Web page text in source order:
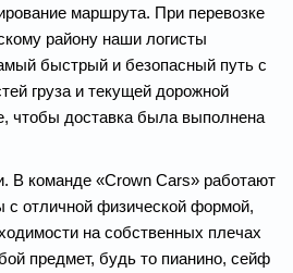
маршрута. При перевозке
району наши логисты
быстрый и безопасный путь с
груза и текущей дорожной
чтобы доставка была выполнена
В команде «Crown Cars» работают
с отличной физической формой,
на собственных плечах
предмет, будь то пианино, сейф